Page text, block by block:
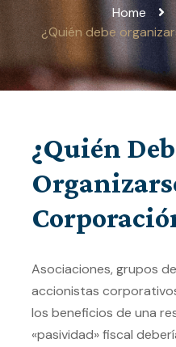
Home
¿Quién debe
¿Quién
Asociaciones, grupos
accionistas
los beneficios de una
«pasividad» fiscal